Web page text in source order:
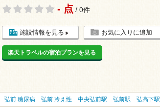
- 点 / 0件
施設情報を見る お気に入りに追加
楽天トラベルの宿泊プランを見る
弘前 糖尿病 弘前 冷え性 中央弘前駅 弘前駅 弘高下駅